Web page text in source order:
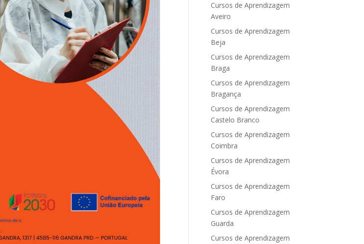
Cursos de Aprendizagem
Aveiro
Cursos de Aprendizagem
Beja
Cursos de Aprendizagem
Braga
Cursos de Aprendizagem
Bragança
Cursos de Aprendizagem
Castelo Branco
Cursos de Aprendizagem
Coimbra
Cursos de Aprendizagem
Évora
Cursos de Aprendizagem
Faro
Cursos de Aprendizagem
Guarda
Cursos de Aprendizagem